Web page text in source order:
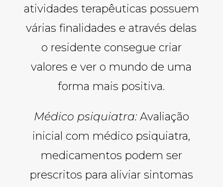
atividades terapêuticas possuem
várias finalidades e através delas
o residente consegue criar
valores e ver o mundo de uma
forma mais positiva.
Médico psiquiatra: Avaliação
inicial com médico psiquiatra,
medicamentos podem ser
prescritos para aliviar sintomas